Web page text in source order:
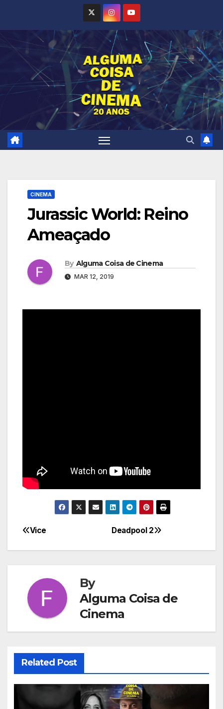
CINEMA
Jurassic World: Reino
Ameaçado
By Alguma Coisa de Cinema
MAR 12, 2019
Navegação
de
Post
Deadpool 2
Vice
By
Alguma Coisa de
Cinema
Related Post